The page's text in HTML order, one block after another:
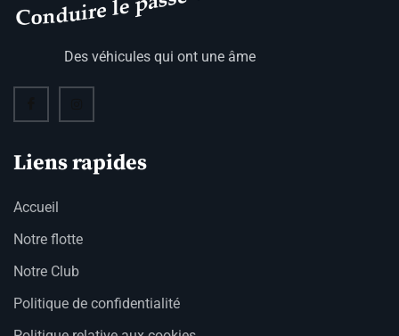
Des véhicules qui ont une âme
Liens rapides
Accueil
Notre flotte
Notre Club
Politique de confidentialité